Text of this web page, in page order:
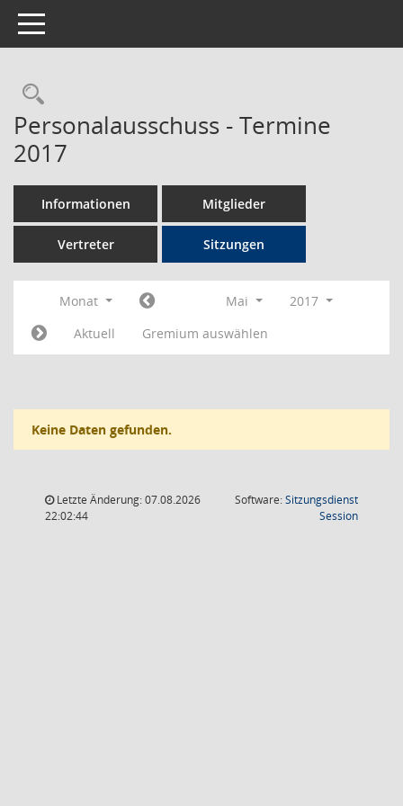
Toggle navigation
Rechercheauswahl
Personalausschuss - Termine
2017
Informationen Mitglieder
Vertreter Sitzungen
Monat Mai
2017
Aktuell
Gremium auswählen
Keine Daten gefunden.
Letzte Änderung: 07.08.2026
22:02:44
Software:Sitzungsdienst
Session(Wird in